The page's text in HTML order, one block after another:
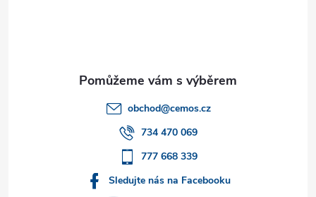
obchod@cemos.cz
734 470 069
777 668 339
Sledujte nás na Facebooku